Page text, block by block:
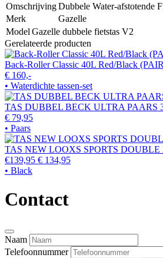
OmschrijvingDubbele Water-afstotende
Merk
Gazelle
Model Gazelle dubbele fietstas V2
Gerelateerde producten
Back-Roller Classic 40L Red/Black
€ 160,-
• Waterdichte tassen-set
TAS DUBBEL BECK ULTRA PAARS
€ 79,95
• Paars
TAS NEW LOOXS SPORTS
€139,95 € 134,95
• Black
Contact
Naam
Telefoonnummer